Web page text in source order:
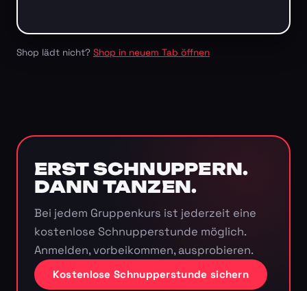
Shop lädt nicht? Shop in neuem Tab öffnen
ERST SCHNUPPERN.
DANN TANZEN.
Bei jedem Gruppenkurs ist jederzeit eine
kostenlose Schnupperstunde möglich.
Anmelden, vorbeikommen, ausprobieren.
Kostenlose Schnupperstunde sichern